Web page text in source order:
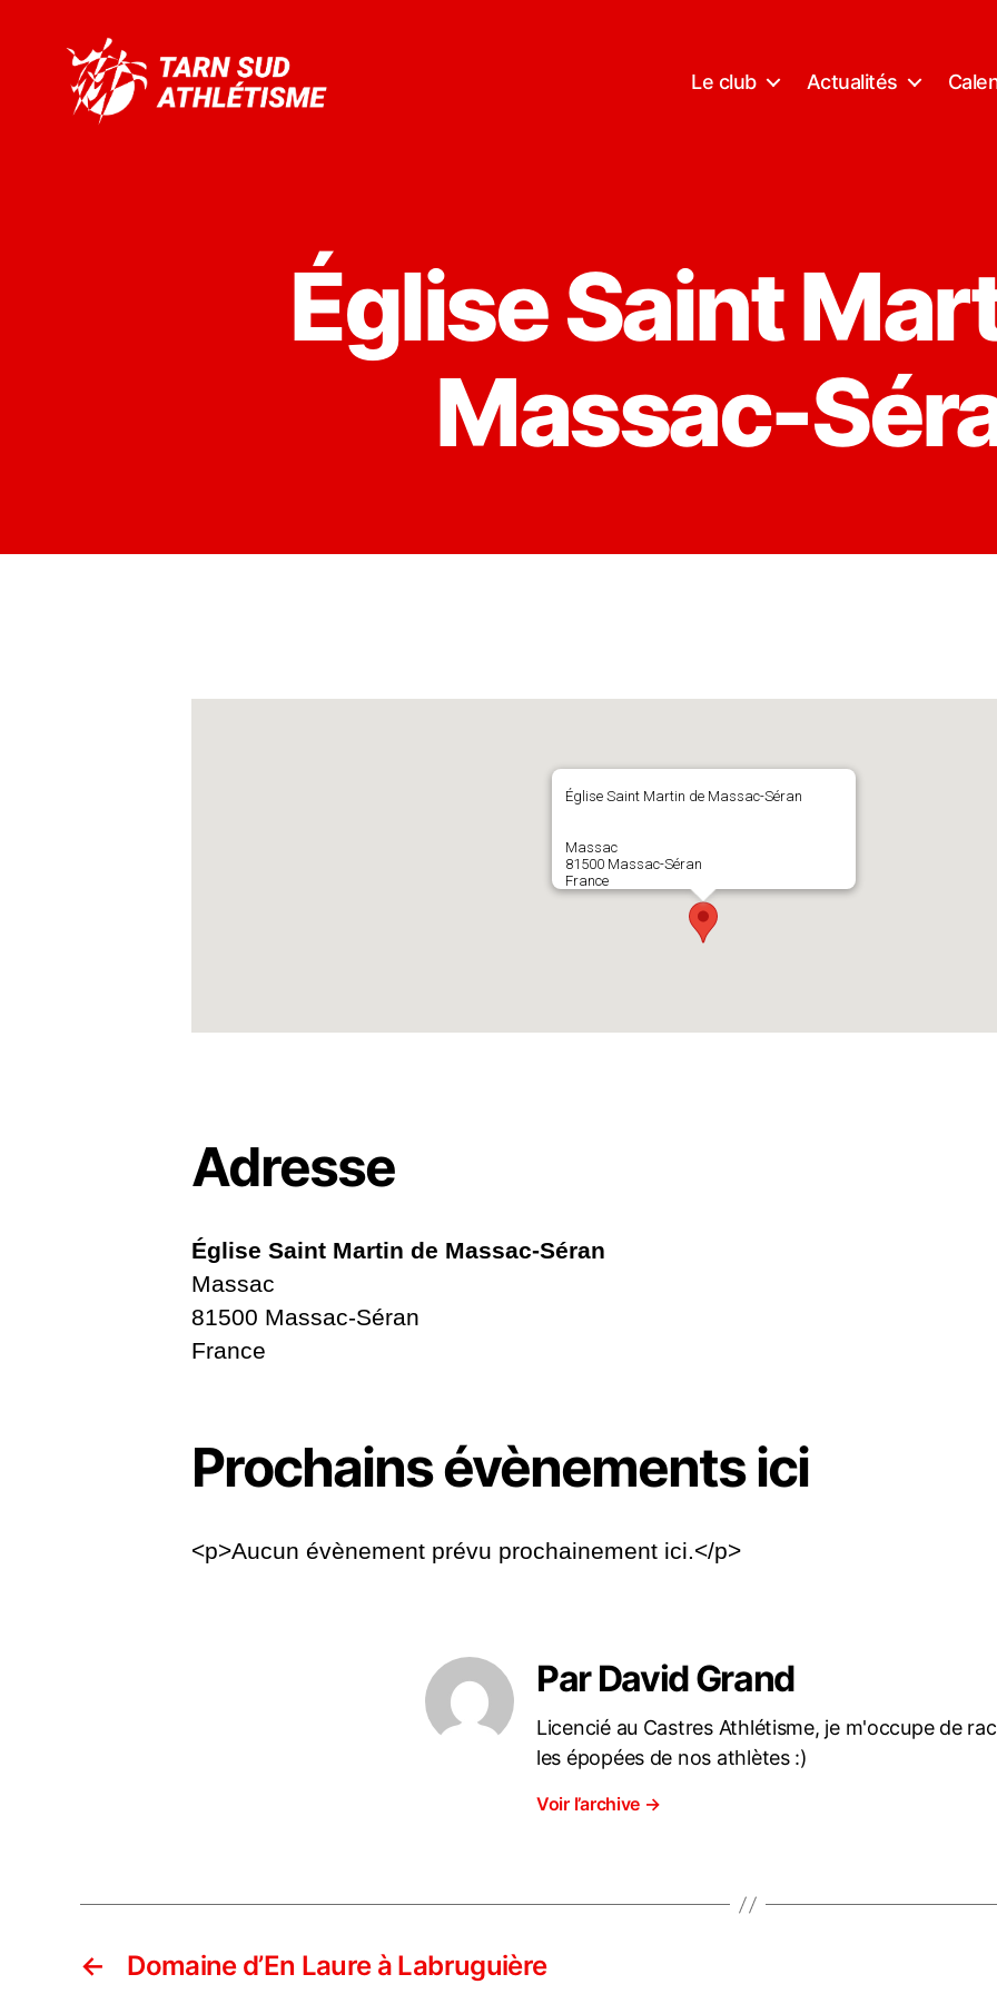
Le club Actualités
Église Saint
Massac-
Église Saint Martin de Massac-Séran
Massac
81500 Massac-Séran
France
Adresse
Église Saint Martin de Massac-Séran
Massac
81500 Massac-Séran
France
Prochains évènements ici
<p>Aucun évènement prévu prochainement ici.</p>
Par David Grand
Licencié au Castres Athlétisme, je m'occupe de
les épopées de nos athlètes :)
Voir l’archive →
← Domaine d’En Laure à Labruguière